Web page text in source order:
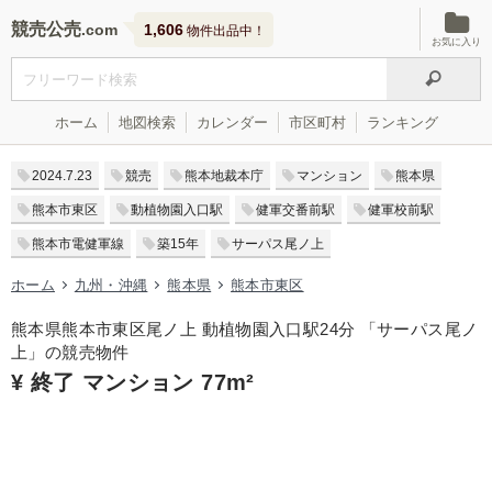
競売公売 1,606 物件出品中！
お気に入り
ホーム 地図検索 カレンダー 市区町村 ランキング
2024.7.23 競売 熊本地裁本庁 マンション 熊本県
熊本市東区 動植物園入口駅 健軍交番前駅 健軍校前駅
熊本市電健軍線 築15年 サーパス尾ノ上
ホーム 九州・沖縄 熊本県 熊本市東区
熊本県熊本市東区尾ノ上 動植物園入口駅24分 「サーパス尾ノ
上」の競売物件
¥ 終了 マンション 77m²